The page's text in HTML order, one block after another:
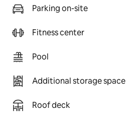
Parking on-site
Fitness center
Pool
Additional storage space
Roof deck